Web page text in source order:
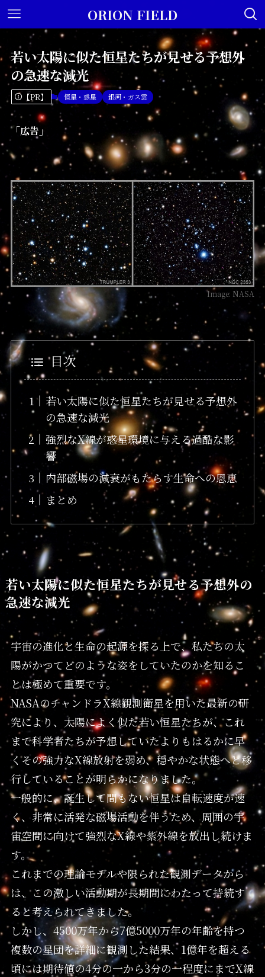
ORION FIELD
若い太陽に似た恒星たちが見せる予想外
の急速な減光
【PR】 恒星・惑星 銀河・ガス雲
「広告」
Image: NASA
目次
若い太陽に似た恒星たちが見せる予想外
の急速な減光
強烈なX線が惑星環境に与える過酷な影
響
内部磁場の減衰がもたらす生命への恩恵
まとめ
若い太陽に似た恒星たちが見せる予想外の
急速な減光
宇宙の進化と生命の起源を探る上で、私たちの太
陽がかつてどのような姿をしていたのかを知るこ
とは極めて重要です。
NASAのチャンドラX線観測衛星を用いた最新の研
究により、太陽によく似た若い恒星たちが、これ
まで科学者たちが予想していたよりもはるかに早
くその強力なX線放射を弱め、穏やかな状態へと移
行していることが明らかになりました。
一般的に、誕生して間もない恒星は自転速度が速
く、非常に活発な磁場活動を伴うため、周囲の宇
宙空間に向けて強烈なX線や紫外線を放出し続けま
す。
これまでの理論モデルや限られた観測データから
は、この激しい活動期が長期間にわたって持続す
ると考えられてきました。
しかし、4500万年から7億5000万年の年齢を持つ
複数の星団を詳細に観測した結果、1億年を超える
頃には期待値の4分の一から3分の一程度にまでX線